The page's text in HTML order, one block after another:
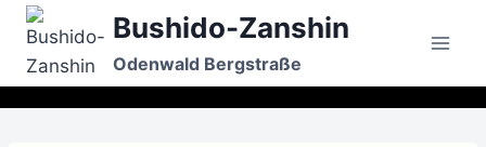
Zum
Inhalt
springen
Bushido-Zanshin
Odenwald Bergstraße